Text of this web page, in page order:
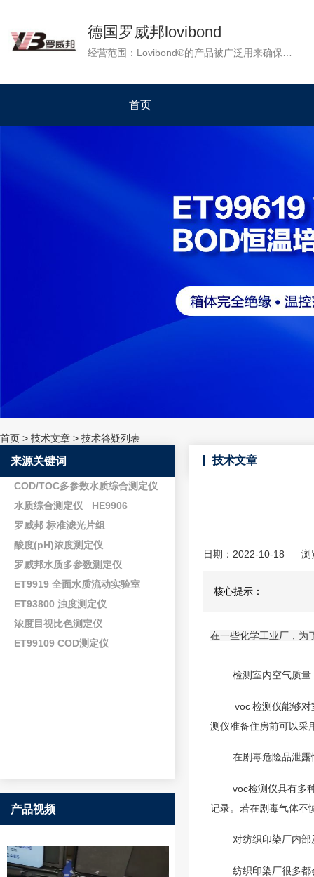
德国罗威邦lovibond
首页
首页 > 技术文章 > 技术答疑列表
来源关键词
COD/TOC多参数水质综合测定仪
水质综合测定仪
HE9906
罗威邦 标准滤光片组
酸度(pH)浓度测定仪
罗威邦水质多参数测定仪
ET9919 全面水质流动实验室
ET93800 浊度测定仪
浓度目视比色测定仪
ET99109 COD测定仪
产品视频
技术文章
日期：2022-10-18 浏
核心提示：
在一些化学工业厂，为
检测室内空气质
voc检测仪能够
测仪准备住房前可以采
在剧毒危险品泄
voc检测仪具有多
记录。若在剧毒气体不
对纺织印染厂内
纺织印染厂很多